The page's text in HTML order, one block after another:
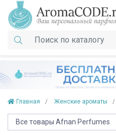
Главная Женские ароматы
Все товары Afnan Perfumes